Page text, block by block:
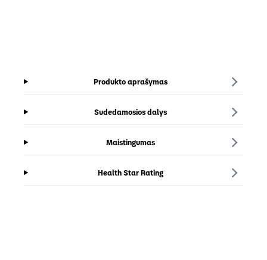
Produkto aprašymas
Sudedamosios dalys
Maistingumas
Health Star Rating